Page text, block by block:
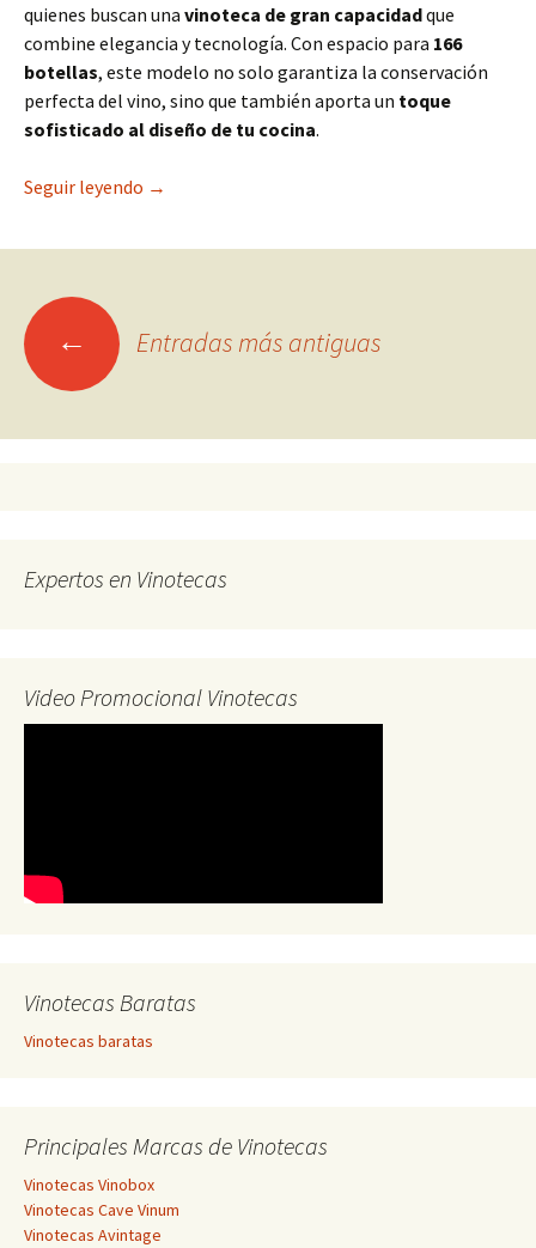
quienes buscan una vinoteca de gran capacidadque
combine elegancia y tecnología. Con espacio para 166
botellas, este modelo no solo garantiza la conservación
perfecta del vino, sino que también aporta un toque
sofisticado al diseño de tu cocina.
Seguir leyendo Vinotecas Cave Vinum CV-166-BL: diseño para
→
Ir
entradas
← Entradas más antiguas
Expertos en Vinotecas
Video Promocional Vinotecas
Vinotecas Baratas
Vinotecas baratas
Principales Marcas de Vinotecas
Vinotecas Vinobox
Vinotecas Cave Vinum
Vinotecas Avintage